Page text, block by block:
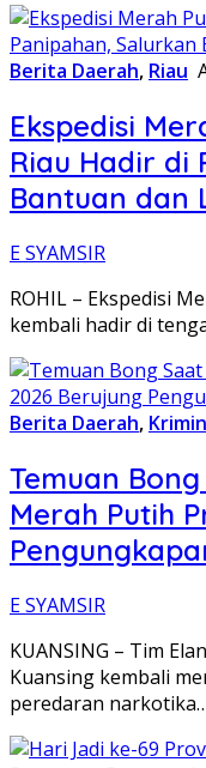
Berita Daerah, Riau
Ekspedisi
Riau Hadir di
Bantuan dan
E SYAMSIR
ROHIL – Ekspedisi
kembali hadir di
Berita Daerah,
Temuan
Merah Putih
E SYAMSIR
KUANSING – Tim
Kuansing kembali
peredaran